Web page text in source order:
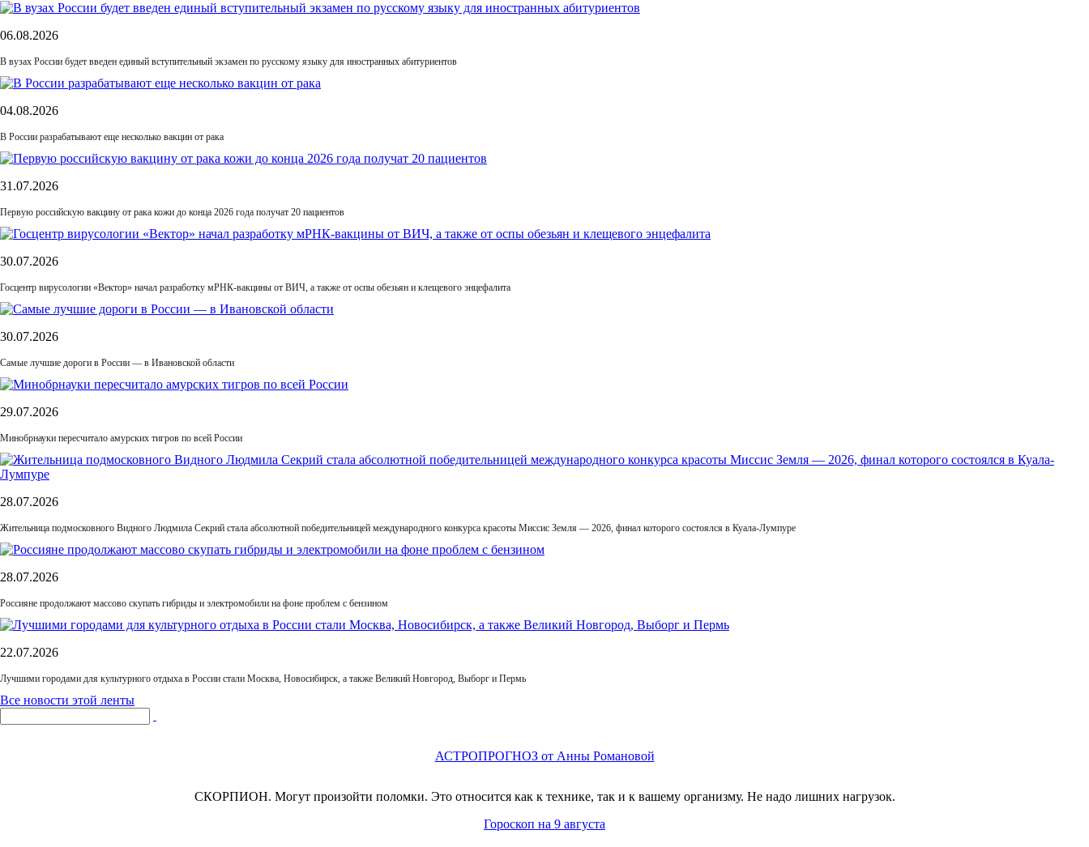
06.08.2026
В вузах России будет введен единый вступительный экзамен по русскому языку для иностранных абитуриентов
04.08.2026
В России разрабатывают еще несколько вакцин от рака
31.07.2026
Первую российскую вакцину от рака кожи до конца 2026 года получат 20 пациентов
30.07.2026
Госцентр вирусологии «Вектор» начал разработку мРНК-вакцины от ВИЧ, а также от оспы обезьян и клещевого энцефалита
30.07.2026
Самые лучшие дороги в России — в Ивановской области
29.07.2026
Минобрнауки пересчитало амурских тигров по всей России
28.07.2026
Жительница подмосковного Видного Людмила Секрий стала абсолютной победительницей международного конкурса красоты Миссис Земля — 2026, финал которого состоялся в Куала-Лумпуре
28.07.2026
Россияне продолжают массово скупать гибриды и электромобили на фоне проблем с бензином
22.07.2026
Лучшими городами для культурного отдыха в России стали Москва, Новосибирск, а также Великий Новгород, Выборг и Пермь
Все новости этой ленты
АСТРОПРОГНОЗ от Анны Романовой
СКОРПИОН. Могут произойти поломки. Это относится как к технике, так и к вашему организму. Не надо лишних нагрузок.
Гороскоп на 9 августа